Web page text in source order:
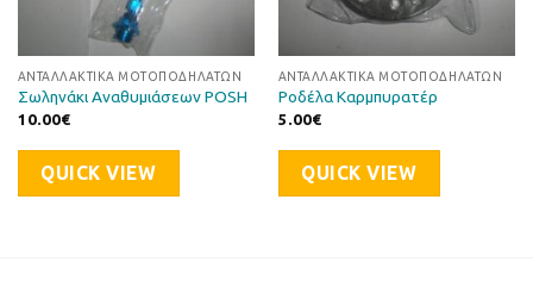
ΑΝΤΑΛΛΑΚΤΙΚΆ ΜΟΤΟΠΟΔΗΛΆΤΩΝ
Σωληνάκι Αναθυμιάσεων POSH
10.00€
QUICK VIEW
ΑΝΤΑΛΛΑΚΤΙΚΆ ΜΟΤΟΠΟΔΗΛΆΤΩΝ
Ροδέλα Καρμπυρατέρ
5.00€
QUICK VIEW